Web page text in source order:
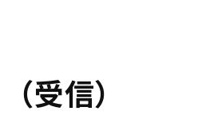
（受信）